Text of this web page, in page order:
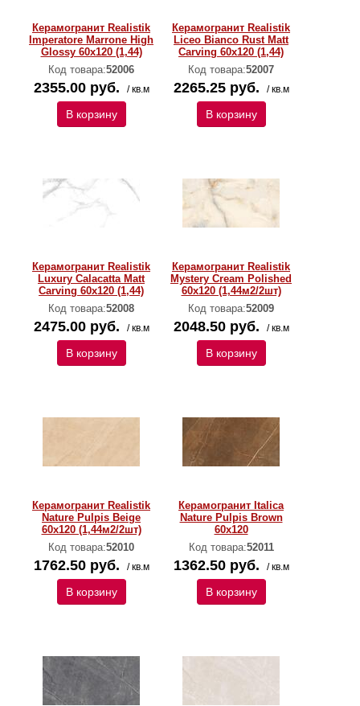
Керамогранит Realistik
Imperatore Marrone High
Glossy 60x120 (1,44)
Код товара:52006
2355.00 руб. / кв.м
В корзину
Керамогранит Realistik
Liceo Bianco Rust Matt
Carving 60x120 (1,44)
Код товара:52007
2265.25 руб. / кв.м
В корзину
Керамогранит Realistik
Luxury Calacatta Matt
Carving 60x120 (1,44)
Код товара:52008
2475.00 руб. / кв.м
В корзину
Керамогранит Realistik
Mystery Cream Polished
60х120 (1,44м2/2шт)
Код товара:52009
2048.50 руб. / кв.м
В корзину
Керамогранит Realistik
Nature Pulpis Beige
60x120 (1,44м2/2шт)
Код товара:52010
1762.50 руб. / кв.м
В корзину
Керамогранит Italica
Nature Pulpis Brown
60x120
Код товара:52011
1362.50 руб. / кв.м
В корзину